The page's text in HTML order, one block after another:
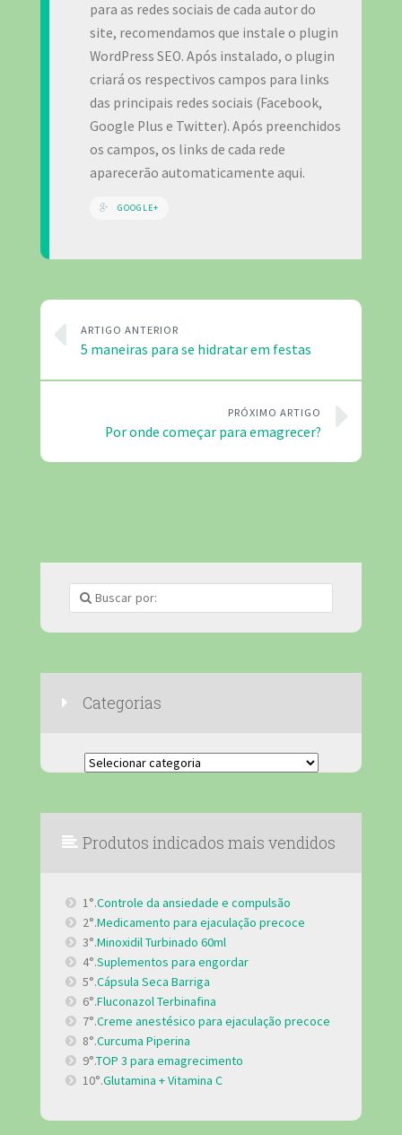
para as redes sociais de cada autor do
site, recomendamos que instale o plugin
WordPress SEO. Após instalado, o plugin
criará os respectivos campos para links
das principais redes sociais (Facebook,
Google Plus e Twitter). Após preenchidos
os campos, os links de cada rede
aparecerão automaticamente aqui.
GOOGLE+
ARTIGO ANTERIOR
5 maneiras para se hidratar em festas
PRÓXIMO ARTIGO
Por onde começar para emagrecer?
Categorias
Categorias
Produtos indicados mais vendidos
1°.Controle da ansiedade e compulsão
2°.Medicamento para ejaculação precoce
3°.Minoxidil Turbinado 60ml
4°.Suplementos para engordar
5°.Cápsula Seca Barriga
6°.Fluconazol Terbinafina
7°.Creme anestésico para ejaculação precoce
8°.Curcuma Piperina
9°.TOP 3 para emagrecimento
10°.Glutamina + Vitamina C